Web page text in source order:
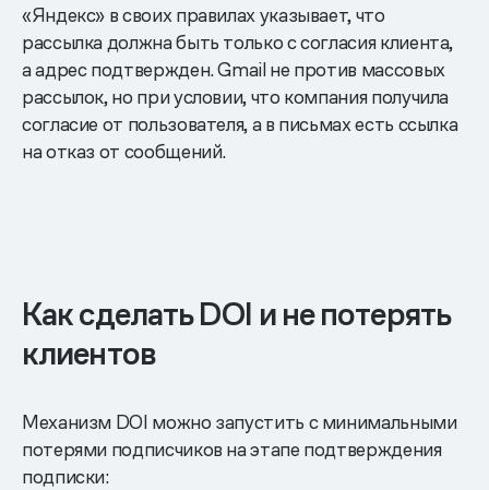
«Яндекс» в своих правилах указывает, что
рассылка должна быть только с согласия клиента,
а адрес подтвержден. Gmail не против массовых
рассылок, но при условии, что компания получила
согласие от пользователя, а в письмах есть ссылка
на отказ от сообщений.
Как сделать DOI и не потерять
клиентов
Механизм DOI можно запустить с минимальными
потерями подписчиков на этапе подтверждения
подписки: